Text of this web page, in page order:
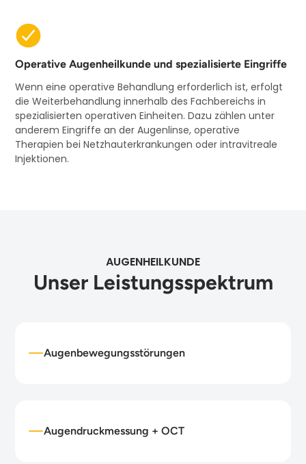
Operative Augenheilkunde und spezialisierte Eingriffe
Wenn eine operative Behandlung erforderlich ist, erfolgt
die Weiterbehandlung innerhalb des Fachbereichs in
spezialisierten operativen Einheiten. Dazu zählen unter
anderem Eingriffe an der Augenlinse, operative
Therapien bei Netzhauterkrankungen oder intravitreale
Injektionen.
AUGENHEILKUNDE
Unser Leistungsspektrum
Augenbewegungsstörungen
Augendruckmessung + OCT